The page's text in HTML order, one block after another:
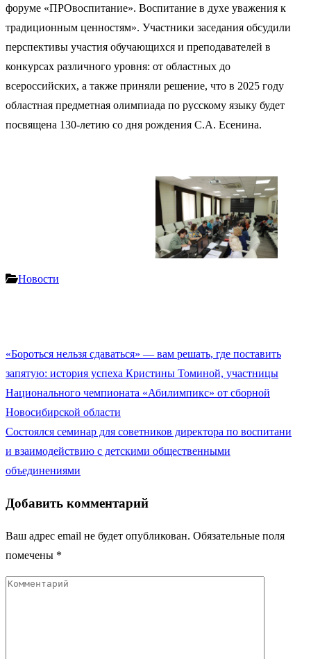
форуме «ПРОвоспитание». Воспитание в духе уважения к
традиционным ценностям». Участники заседания обсудили
перспективы участия обучающихся и преподавателей в
конкурсах различного уровня: от областных до
всероссийских, а также приняли решение, что в 2025 году
областная предметная олимпиада по русскому языку будет
посвящена 130-летию со дня рождения С.А. Есенина.
Новости
Навигация
по
записям
«Бороться нельзя сдаваться» — вам решать, где поставить
запятую: история успеха Кристины Томиной, участницы
Национального чемпионата «Абилимпикс» от сборной
Новосибирской области
Состоялся семинар для советников директора по воспитанию
и взаимодействию с детскими общественными
объединениями
Добавить комментарий
Ваш адрес email не будет опубликован. Обязательные поля
помечены *
Комментарий